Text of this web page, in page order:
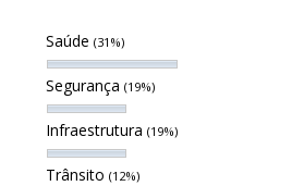
Saúde (31%)
Segurança (19%)
Infraestrutura (19%)
Trânsito (12%)